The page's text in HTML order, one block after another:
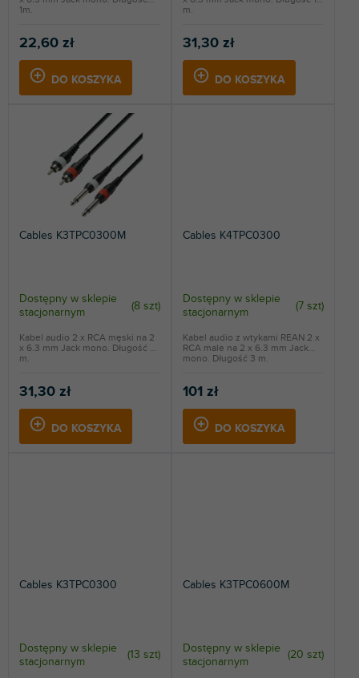
22,60 zł
DO KOSZYKA
1m.
31,30 zł
DO KOSZYKA
m.
Cables K3TPC0300M
Dostępny w sklepie
stacjonarnym
(8 szt)
31,30 zł
DO KOSZYKA
Kabel audio 2 x RCA męski na 2
x 6.3 mm Jack mono. Długość 3
m.
Cables K4TPC0300
Dostępny w sklepie
stacjonarnym
(7 szt)
101 zł
DO KOSZYKA
Kabel audio z wtykami REAN 2 x
RCA male na 2 x 6.3 mm Jack
mono. Długość 3 m.
Cables K3TPC0300
Dostępny w sklepie
stacjonarnym
(13 szt)
Cables K3TPC0600M
Dostępny w sklepie
stacjonarnym
(20 szt)